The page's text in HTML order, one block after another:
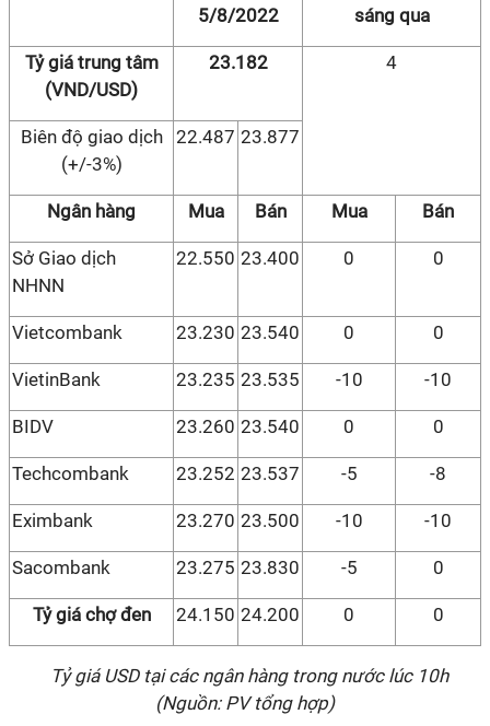
5/8/2022
sáng qua
Tỷ giá trung tâm
(VND/USD)
23.182 4
Biên độ giao dịch
(+/-3%)
22.487 23.877
Ngân hàng Mua Bán Mua Bán
Sở Giao dịch
NHNN
22.550 23.400 0 0
Vietcombank 23.230 23.540 0 0
VietinBank 23.235 23.535 -10 -10
BIDV 23.260 23.540 0 0
Techcombank 23.252 23.537 -5 -8
Eximbank 23.270 23.500 -10 -10
Sacombank 23.275 23.830 -5 0
Tỷ giá chợ đen 24.150 24.200 0 0
Tỷ giá USD tại các ngân hàng trong nước lúc 10h
(Nguồn: PV tổng hợp)